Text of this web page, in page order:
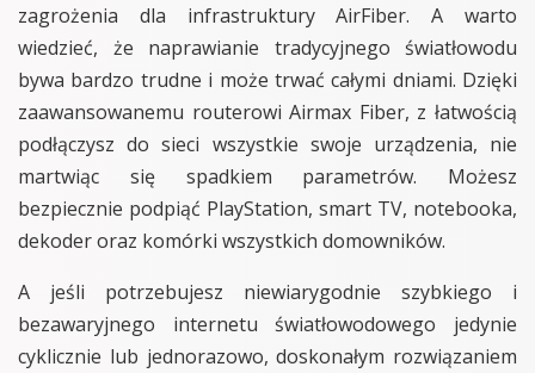
zagrożenia dla infrastruktury AirFiber. A warto
wiedzieć, że naprawianie tradycyjnego światłowodu
bywa bardzo trudne i może trwać całymi dniami. Dzięki
zaawansowanemu routerowi Airmax Fiber, z łatwością
podłączysz do sieci wszystkie swoje urządzenia, nie
martwiąc się spadkiem parametrów. Możesz
bezpiecznie podpiąć PlayStation, smart TV, notebooka,
dekoder oraz komórki wszystkich domowników.
A jeśli potrzebujesz niewiarygodnie szybkiego i
bezawaryjnego internetu światłowodowego jedynie
cyklicznie lub jednorazowo, doskonałym rozwiązaniem